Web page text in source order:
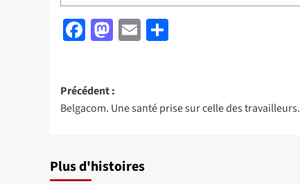
Facebook
Mastodon
Email
Navigation
d’article
Précédent :
Belgacom. Une santé prise sur celle des travailleurs.
Plus d'histoires